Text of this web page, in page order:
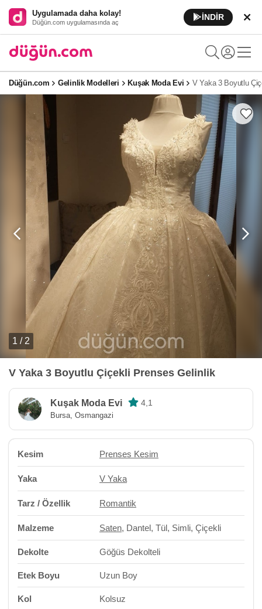
Uygulamada daha kolay!
Düğün.com uygulamasında aç
İNDİR
Düğün.com Gelinlik Modelleri Kuşak Moda Evi V Yaka 3 Boyutlu
1 / 2
V Yaka 3 Boyutlu Çiçekli Prenses Gelinlik
Kuşak Moda Evi 4,1
Bursa, Osmangazi
Kesim Prenses Kesim
Yaka V Yaka
Tarz / Özellik Romantik
Malzeme Saten, Dantel, Tül, Simli, Çiçekli
Dekolte Göğüs Dekolteli
Etek Boyu Uzun Boy
Kol Kolsuz